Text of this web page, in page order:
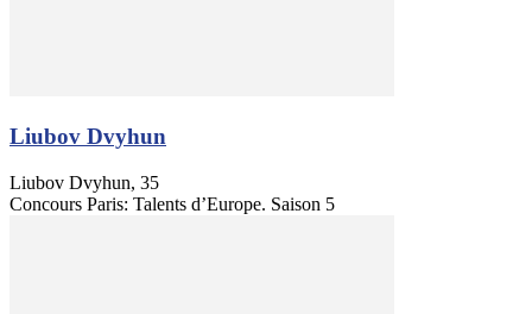
Liubov Dvyhun
Liubov Dvyhun, 35
Concours Paris: Talents d’Europe. Saison 5